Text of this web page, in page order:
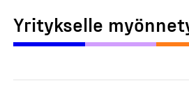
Yritykselle